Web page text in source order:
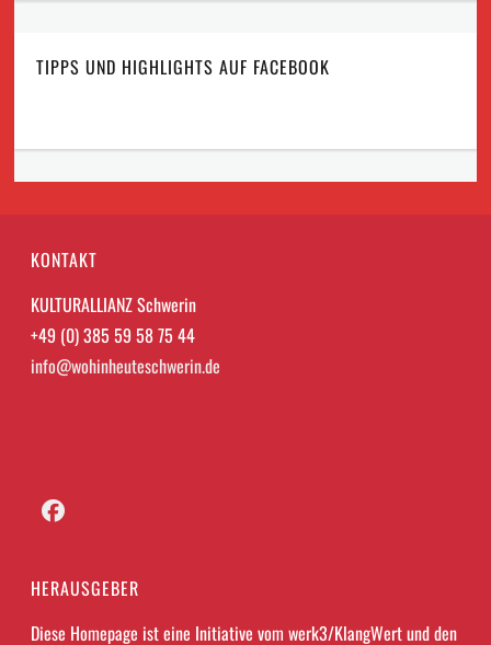
TIPPS UND HIGHLIGHTS AUF FACEBOOK
KONTAKT
KULTURALLIANZ Schwerin
+49 (0) 385 59 58 75 44
info@wohinheuteschwerin.de
HERAUSGEBER
Diese Homepage ist eine Initiative vom werk3/KlangWert und den